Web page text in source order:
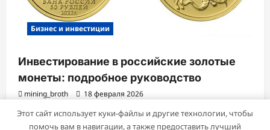
Бизнес и инвестиции
Инвестирование в российские золотые
монеты: подробное руководство
mining_broth 18 февраля 2026
Этот сайт использует куки-файлы и другие технологии, чтобы
помочь вам в навигации, а также предоставить лучший